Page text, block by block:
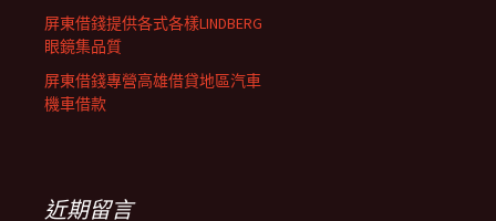
屏東借錢提供各式各樣LINDBERG
眼鏡集品質
屏東借錢專營高雄借貸地區汽車
機車借款
近期留言